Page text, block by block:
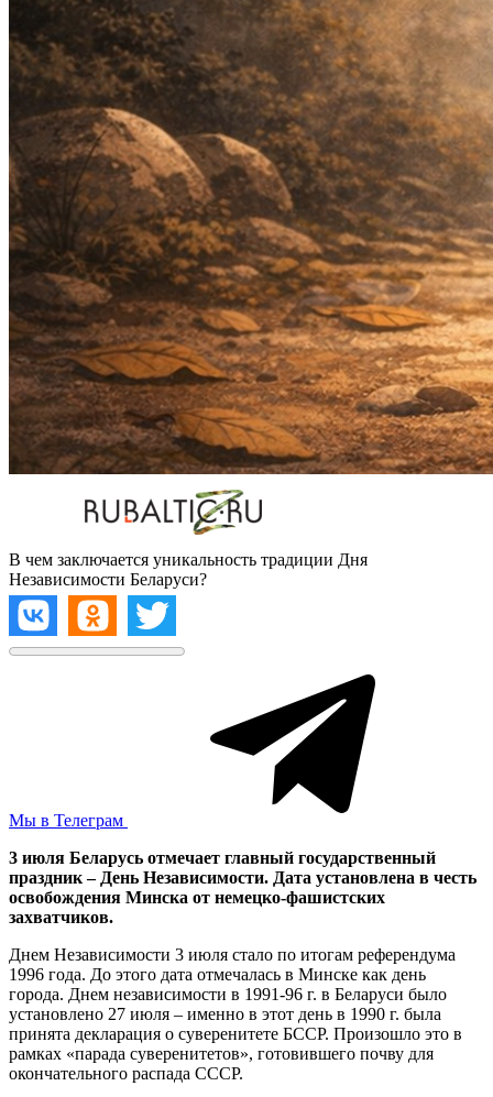
В чем заключается уникальность традиции Дня
Независимости Беларуси?
Мы в Телеграм
3 июля Беларусь отмечает главный государственный
праздник – День Независимости. Дата установлена в честь
освобождения Минска от немецко-фашистских
захватчиков.
Днем Независимости 3 июля стало по итогам референдума
1996 года. До этого дата отмечалась в Минске как день
города. Днем независимости в 1991-96 г. в Беларуси было
установлено 27 июля – именно в этот день в 1990 г. была
принята декларация о суверенитете БССР. Произошло это в
рамках «парада суверенитетов», готовившего почву для
окончательного распада СССР.